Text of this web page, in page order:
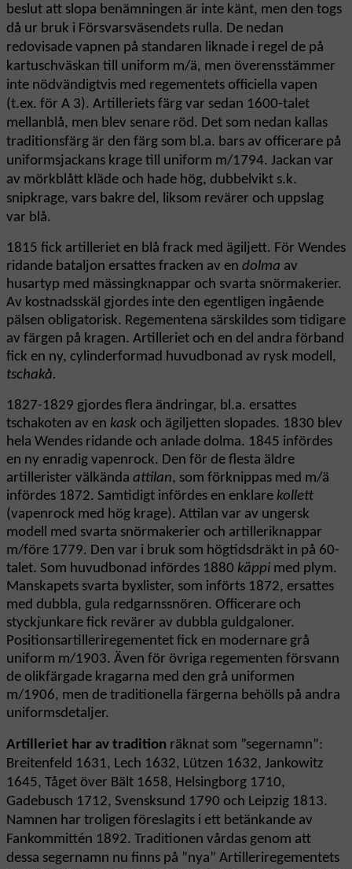
beslut att slopa benämningen är inte känt, men den togs
då ur bruk i Försvarsväsendets rulla. De nedan
redovisade vapnen på standaren liknade i regel de på
kartuschväskan till uniform m/ä, men överensstämmer
inte nödvändigtvis med regementets officiella vapen
(t.ex. för A 3). Artilleriets färg var sedan 1600-talet
mellanblå, men blev senare röd. Det som nedan kallas
traditionsfärg är den färg som bl.a. bars av officerare på
uniformsjackans krage till uniform m/1794. Jackan var
av mörkblått kläde och hade hög, dubbelvikt s.k.
snipkrage, vars bakre del, liksom revärer och uppslag
var blå.
1815 fick artilleriet en blå frack med ägiljett. För Wendes
ridande bataljon ersattes fracken av en dolma av
husartyp med mässingknappar och svarta snörmakerier.
Av kostnadsskäl gjordes inte den egentligen ingående
pälsen obligatorisk. Regementena särskildes som tidigare
av färgen på kragen. Artilleriet och en del andra förband
fick en ny, cylinderformad huvudbonad av rysk modell,
tschakå.
1827-1829 gjordes flera ändringar, bl.a. ersattes
tschakoten av en kask och ägiljetten slopades. 1830 blev
hela Wendes ridande och anlade dolma. 1845 infördes
en ny enradig vapenrock. Den för de flesta äldre
artillerister välkända attilan, som förknippas med m/ä
infördes 1872. Samtidigt infördes en enklare kollett
(vapenrock med hög krage). Attilan var av ungersk
modell med svarta snörmakerier och artilleriknappar
m/före 1779. Den var i bruk som högtidsdräkt in på 60-
talet. Som huvudbonad infördes 1880 käppi med plym.
Manskapets svarta byxlister, som införts 1872, ersattes
med dubbla, gula redgarnssnören. Officerare och
styckjunkare fick revärer av dubbla guldgaloner.
Positionsartilleriregementet fick en modernare grå
uniform m/1903. Även för övriga regementen försvann
de olikfärgade kragarna med den grå uniformen
m/1906, men de traditionella färgerna behölls på andra
uniformsdetaljer.
Artilleriet har av tradition räknat som ”segernamn”:
Breitenfeld 1631, Lech 1632, Lützen 1632, Jankowitz
1645, Tåget över Bält 1658, Helsingborg 1710,
Gadebusch 1712, Svensksund 1790 och Leipzig 1813.
Namnen har troligen föreslagits i ett betänkande av
Fankommittén 1892. Traditionen vårdas genom att
dessa segernamn nu finns på ”nya” Artilleriregementets